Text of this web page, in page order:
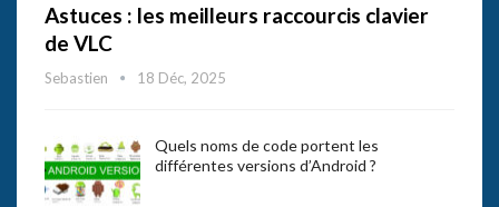
Astuces : les meilleurs raccourcis clavier
de VLC
Sebastien 18 Déc, 2025
Quels noms de code portent les
différentes versions d’Android ?